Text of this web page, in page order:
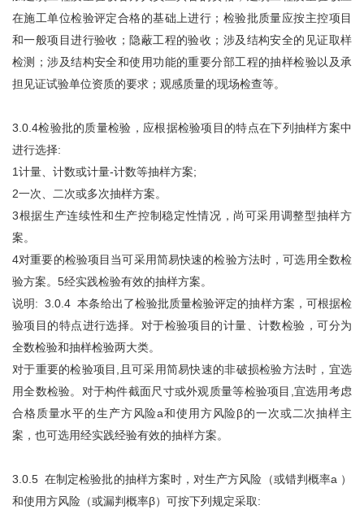
在施工单位检验评定合格的基础上进行；检验批质量应按主控项目
和一般项目进行验收；隐蔽工程的验收；涉及结构安全的见证取样
检测；涉及结构安全和使用功能的重要分部工程的抽样检验以及承
担见证试验单位资质的要求；观感质量的现场检查等。
3.0.4检验批的质量检验，应根据检验项目的特点在下列抽样方案中
进行选择:
1计量、计数或计量-计数等抽样方案;
2一次、二次或多次抽样方案。
3根据生产连续性和生产控制稳定性情况，尚可采用调整型抽样方
案。
4对重要的检验项目当可采用简易快速的检验方法时，可选用全数检
验方案。5经实践检验有效的抽样方案。
说明: 3.0.4 本条给出了检验批质量检验评定的抽样方案，可根据检
验项目的特点进行选择。对于检验项目的计量、计数检验，可分为
全数检验和抽样检验两大类。
对于重要的检验项目,且可采用简易快速的非破损检验方法时，宜选
用全数检验。对于构件截面尺寸或外观质量等检验项目,宜选用考虑
合格质量水平的生产方风险a和使用方风险β的一次或二次抽样主
案，也可选用经实践经验有效的抽样方案。
3.0.5 在制定检验批的抽样方案时，对生产方风险（或错判概率a ）
和使用方风险（或漏判概率β）可按下列规定采取: